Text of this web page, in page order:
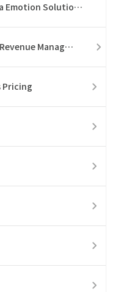
CallMiner Eureka Emotion Solution Suite
PROS Pricing & Revenue Management
Pricing